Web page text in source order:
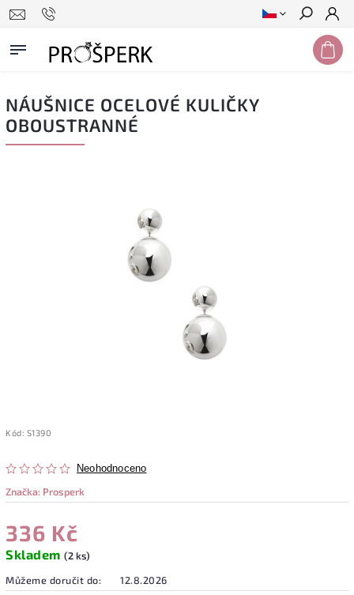
Hledat
NÁUŠNICE OCELOVÉ KULIČKY
OBOUSTRANNÉ
Kód: S1390
Neohodnoceno
Značka: Prosperk
336 Kč
Skladem (2 ks)
Můžeme doručit do:
12.8.2026